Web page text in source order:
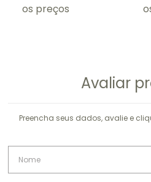
risco alérgico, terá
pessoa apresentar
os preços
Avaliar
Preencha seus dados, avalie e